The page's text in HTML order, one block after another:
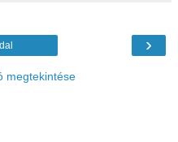
›
megtekintése